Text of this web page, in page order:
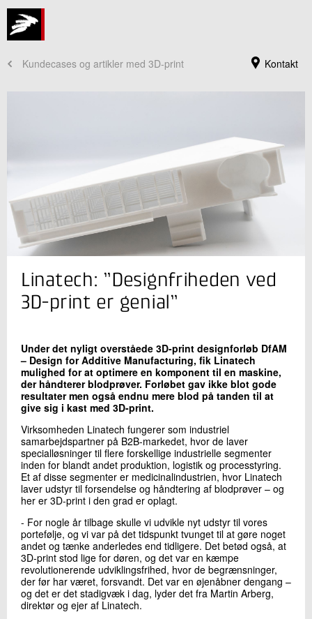
Kontakt
Kundecases og artikler med 3D-print
Jeg er din kontaktperson
Brian Lykke Christensen
Sektionsleder
Industriel 3D print
LinkedIn
Skriv til mig
Send
Linatech: ”Designfriheden ved
3D-print er genial”
Under det nyligt overståede 3D-print designforløb DfAM
– Design for Additive Manufacturing, fik Linatech
mulighed for at optimere en komponent til en maskine,
der håndterer blodprøver. Forløbet gav ikke blot gode
resultater men også endnu mere blod på tanden til at
give sig i kast med 3D-print.
Virksomheden Linatech fungerer som industriel
samarbejdspartner på B2B-markedet, hvor de laver
specialløsninger til flere forskellige industrielle segmenter
inden for blandt andet produktion, logistik og processtyring.
Et af disse segmenter er medicinalindustrien, hvor Linatech
laver udstyr til forsendelse og håndtering af blodprøver – og
her er 3D-print i den grad er oplagt.
- For nogle år tilbage skulle vi udvikle nyt udstyr til vores
portefølje, og vi var på det tidspunkt tvunget til at gøre noget
andet og tænke anderledes end tidligere. Det betød også, at
3D-print stod lige for døren, og det var en kæmpe
revolutionerende udviklingsfrihed, hvor de begrænsninger,
der før har været, forsvandt. Det var en øjenåbner dengang –
og det er det stadigvæk i dag, lyder det fra Martin Arberg,
direktør og ejer af Linatech.